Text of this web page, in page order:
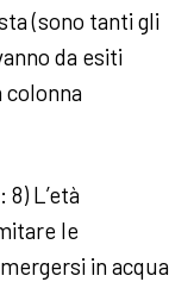
(sono tanti gli
da esiti
colonna
L’età
le
in acqua